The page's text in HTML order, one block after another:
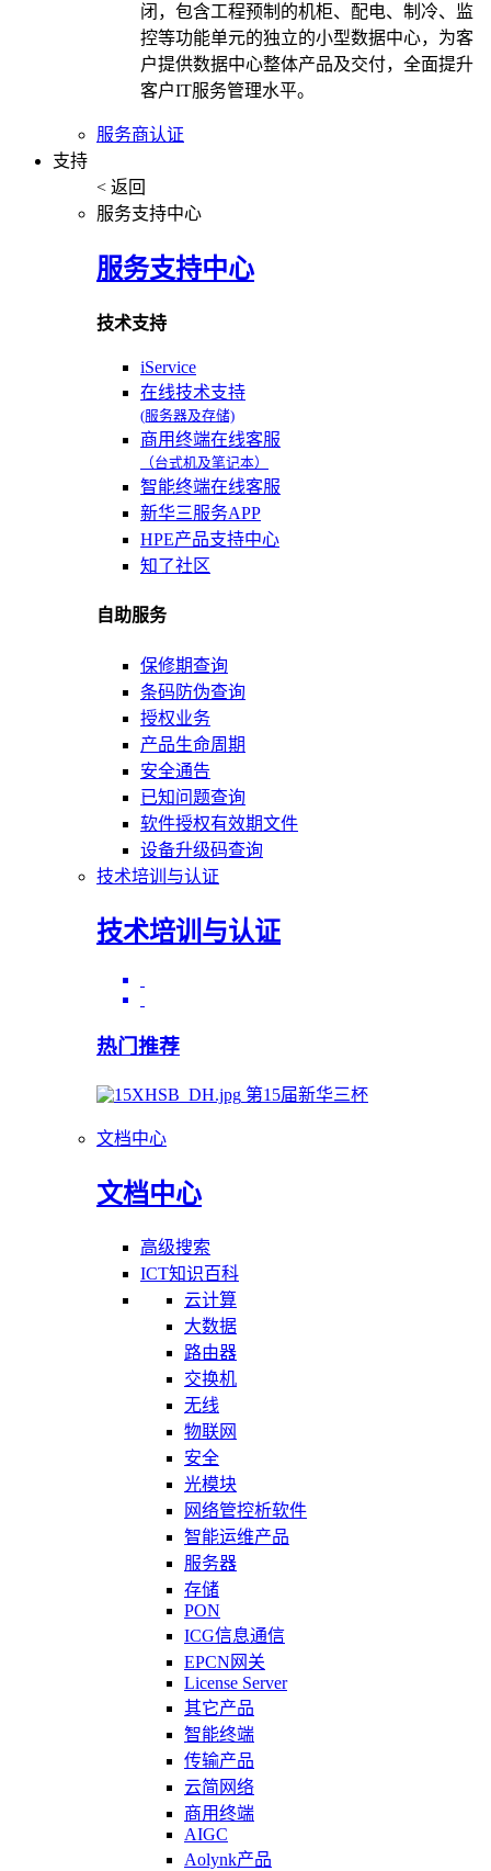
闭，包含工程预制的机柜、配电、制冷、监
控等功能单元的独立的小型数据中心，为客
户提供数据中心整体产品及交付，全面提升
客户IT服务管理水平。
服务商认证
支持
< 返回
服务支持中心
服务支持中心
技术支持
iService
在线技术支持
(服务器及存储)
商用终端在线客服
（台式机及笔记本）
智能终端在线客服
新华三服务APP
HPE产品支持中心
知了社区
自助服务
保修期查询
条码防伪查询
授权业务
产品生命周期
安全通告
已知问题查询
软件授权有效期文件
设备升级码查询
技术培训与认证
技术培训与认证
热门推荐
第15届新华三杯
文档中心
文档中心
高级搜索
ICT知识百科
云计算
大数据
路由器
交换机
无线
物联网
安全
光模块
网络管控析软件
智能运维产品
服务器
存储
PON
ICG信息通信
EPCN网关
License Server
其它产品
智能终端
传输产品
云简网络
商用终端
AIGC
Aolynk产品